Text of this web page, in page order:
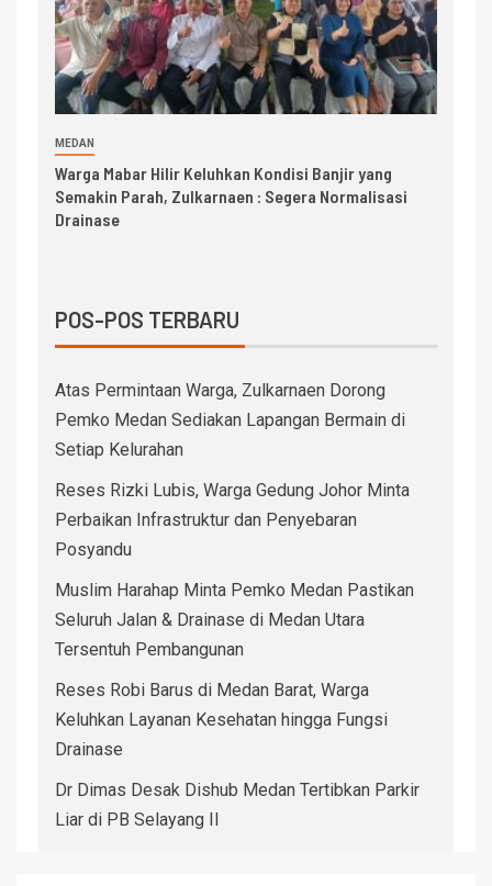
MEDAN
Warga Mabar Hilir Keluhkan Kondisi Banjir yang
Semakin Parah, Zulkarnaen : Segera Normalisasi
Drainase
POS-POS TERBARU
Atas Permintaan Warga, Zulkarnaen Dorong
Pemko Medan Sediakan Lapangan Bermain di
Setiap Kelurahan
Reses Rizki Lubis, Warga Gedung Johor Minta
Perbaikan Infrastruktur dan Penyebaran
Posyandu
Muslim Harahap Minta Pemko Medan Pastikan
Seluruh Jalan & Drainase di Medan Utara
Tersentuh Pembangunan
Reses Robi Barus di Medan Barat, Warga
Keluhkan Layanan Kesehatan hingga Fungsi
Drainase
Dr Dimas Desak Dishub Medan Tertibkan Parkir
Liar di PB Selayang II